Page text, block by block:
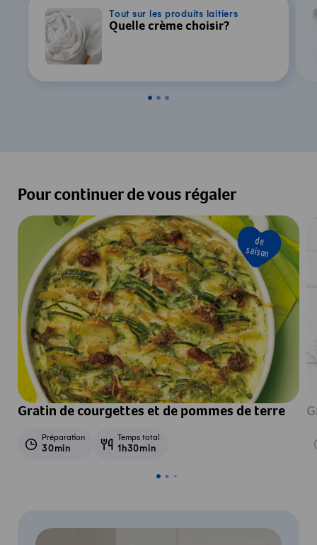
Tout sur les produits laitiers
Quelle crème choisir?
Pour continuer de vous régaler
de
saison
Gratin de courgettes et de pommes de terre
Préparation
30min
Temps total
1h30min